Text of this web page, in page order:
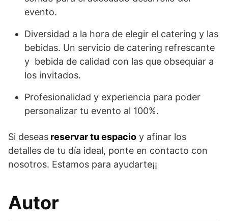
evento.
Diversidad a la hora de elegir el catering y las
bebidas. Un servicio de catering refrescante
y bebida de calidad con las que obsequiar a
los invitados.
Profesionalidad y experiencia para poder
personalizar tu evento al 100%.
Si deseas reservar tu espacio y afinar los
detalles de tu día ideal, ponte en contacto con
nosotros. Estamos para ayudarte¡¡
Autor